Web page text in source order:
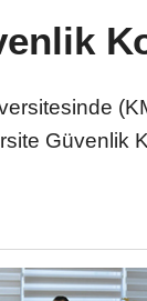
Güvenlik